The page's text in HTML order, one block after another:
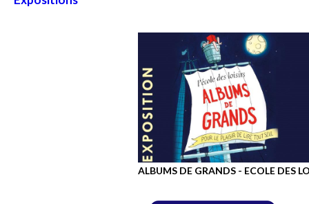
ALBUMS DE GRANDS - ECOLE DES